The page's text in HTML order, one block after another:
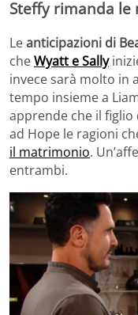
Steffy rimanda le
Leanticipazioni di
cheWyatt e Sally
invece sarà molto in
tempo insieme a
apprende che il
ad Hope le ragioni
il matrimonio.
entrambi.